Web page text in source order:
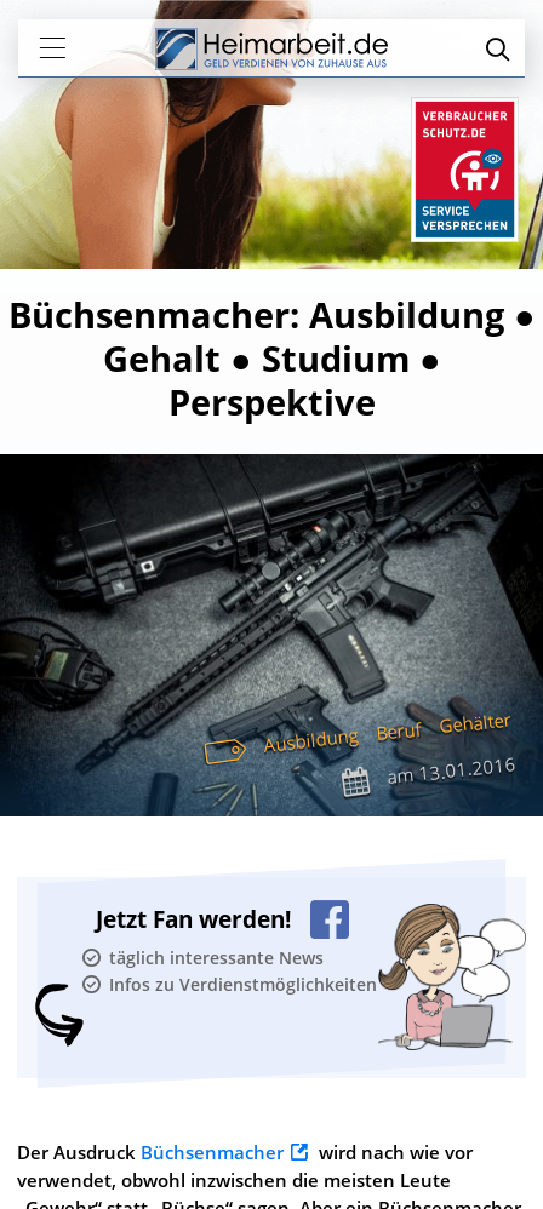
Büchsenmacher: Ausbildung ●
Gehalt ● Studium ●
Perspektive
Ausbildung Beruf Gehälter
am13.01.2016
Jetzt Fan werden!
täglich interessante News
Infos zu Verdienstmöglichkeiten
Der Ausdruck Büchsenmacher
wird nach wie vor
verwendet, obwohl inzwischen die meisten Leute